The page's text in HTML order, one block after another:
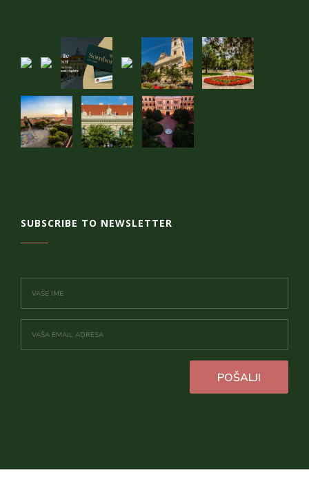
SUBSCRIBE TO NEWSLETTER
POŠALJI